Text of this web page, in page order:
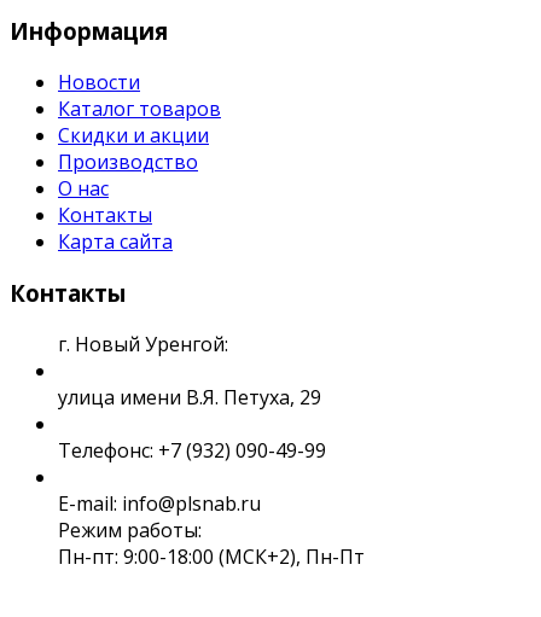
Информация
Новости
Каталог товаров
Скидки и акции
Производство
О нас
Контакты
Карта сайта
Контакты
г. Новый Уренгой:
улица имени В.Я. Петуха, 29
Телефонс: +7 (932) 090-49-99
E-mail: info@plsnab.ru
Режим работы:
Пн-пт: 9:00-18:00 (МСК+2), Пн-Пт